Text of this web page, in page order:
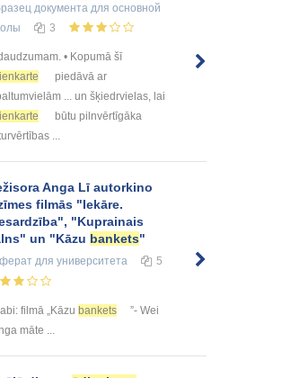
документа для основной
3
• Kopumā šī
piedāvā ar
... un šķiedrvielas, lai
būtu pilnvērtīgāka
...
Anga Lī autorkino
filmās "Iekāre.
"Kuprainais
un "Kāzu bankets"
для университета 5
filmā „Kāzu bankets
”- Wei
māte ...